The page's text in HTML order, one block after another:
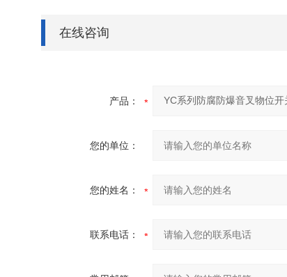
在线咨询
产品：
您的单位：
您的姓名：
联系电话：